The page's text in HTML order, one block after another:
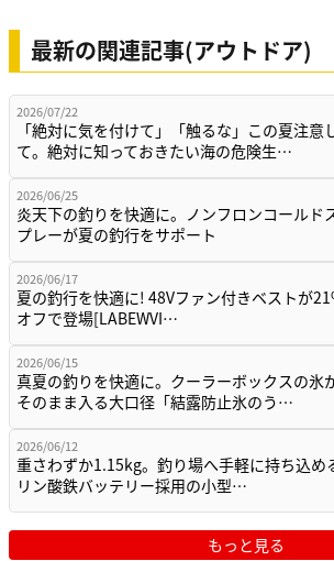
最新の関連記事(アウトドア)
2026/07/22
「絶対に気を付けて」「触るな」この夏注意
て。絶対に知っておきたい海の危険生…
2026/06/25
炎天下の釣りを快適に。ノンフロンコールド
プレーが夏の釣行をサポート
2026/06/17
夏の釣行を快適に! 48Vファン付きベストが
オフで登場[LABEWVI…
2026/06/15
真夏の釣りを快適に。クーラーボックスの氷
そのまま入る大口径「結露防止氷のう…
2026/06/12
重さわずか1.15kg。釣り場へ手軽に持ち込め
リン酸鉄バッテリー採用の小型…
もっと見る